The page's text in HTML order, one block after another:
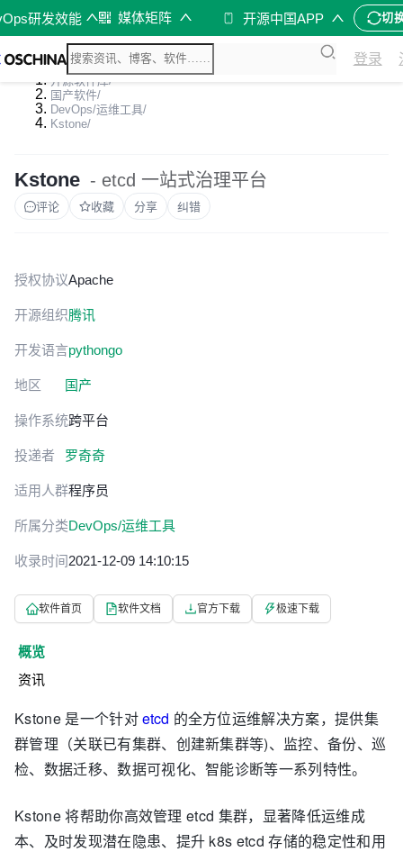
研发效能 媒体矩阵 开源中国APP 切
登录
开源软件库/
国产软件/
DevOps/运维工具/
Kstone/
Kstone - etcd 一站式治理平台
评论 收藏 分享 纠错
授权协议Apache
开源组织腾讯
开发语言pythongo
地区 国产
操作系统跨平台
投递者 罗奇奇
适用人群程序员
所属分类DevOps/运维工具
收录时间2021-12-09 14:10:15
软件首页 软件文档 官方下载 极速下载
概览
资讯
Kstone 是一个针对etcd 的全方位运维解决方案，提供集
群管理（关联已有集群、创建新集群等)、监控、备份、巡
检、数据迁移、数据可视化、智能诊断等一系列特性。
Kstone 将帮助你高效管理 etcd 集群，显著降低运维成
本、及时发现潜在隐患、提升 k8s etcd 存储的稳定性和用